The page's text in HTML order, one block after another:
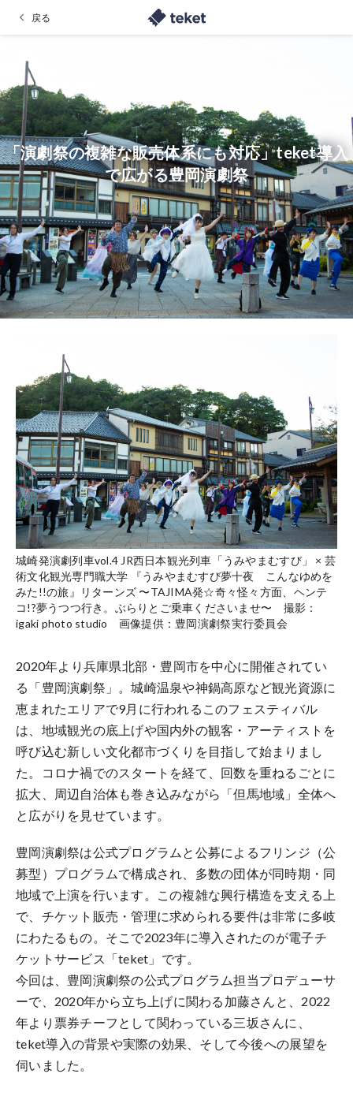
戻る
「演劇祭の複雑な販売体系にも対応」teket導入
で広がる豊岡演劇祭
城崎発演劇列車vol.4 JR西日本観光列車「うみやまむすび」 × 芸
術文化観光専門職大学 『うみやまむすび夢十夜 こんなゆめを
みた!!の旅』リターンズ 〜TAJIMA発☆奇々怪々方面、ヘンテ
コ!?夢うつつ行き。ぶらりとご乗車くださいませ〜 撮影：
igaki photo studio 画像提供：豊岡演劇祭実行委員会
2020年より兵庫県北部・豊岡市を中心に開催されてい
る「豊岡演劇祭」。城崎温泉や神鍋高原など観光資源に
恵まれたエリアで9月に行われるこのフェスティバル
は、地域観光の底上げや国内外の観客・アーティストを
呼び込む新しい文化都市づくりを目指して始まりまし
た。コロナ禍でのスタートを経て、回数を重ねるごとに
拡大、周辺自治体も巻き込みながら「但馬地域」全体へ
と広がりを見せています。
豊岡演劇祭は公式プログラムと公募によるフリンジ（公
募型）プログラムで構成され、多数の団体が同時期・同
地域で上演を行います。この複雑な興行構造を支える上
で、チケット販売・管理に求められる要件は非常に多岐
にわたるもの。そこで2023年に導入されたのが電子チ
ケットサービス「teket」です。
今回は、豊岡演劇祭の公式プログラム担当プロデューサ
ーで、2020年から立ち上げに関わる加藤さんと、2022
年より票券チーフとして関わっている三坂さんに、
teket導入の背景や実際の効果、そして今後への展望を
伺いました。